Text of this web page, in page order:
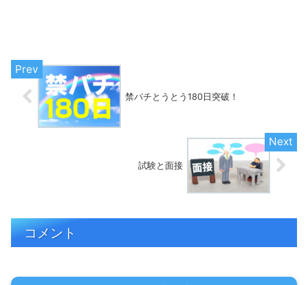
禁パチとうとう180日突破！
試験と面接
コメント